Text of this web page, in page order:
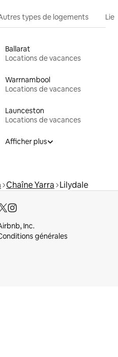
types de logements
Ballarat
Locations de vacances
Warrnambool
Locations de vacances
Launceston
Locations de vacances
Afficher plus
Chaîne Yarra Lilydale
Inc.
générales